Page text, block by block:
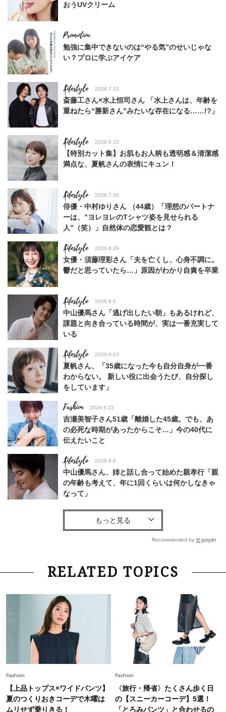
おうUVクリーム
勉強に集中できないのは“やる気”のせいじゃな
い？プロに学ぶアイケア
Lifestyle 2026.7.22
斎藤工さん×水上恒司さん 「水上さんは、年齢を
重ねたら“勝新さん”みたいな存在になる……!?」
Lifestyle 2026.6.23
【特別カット集】お肌もお人柄も透明感＆清潔感
満点な、夏帆さんの表情にキュン！
Lifestyle 2026.7.30
俳優・中村ゆりさん （44歳）「理想のパートナ
ーは、”ヨレヨレのTシャツ姿を見せられる
人”（笑）」自然体の恋愛観とは？
Lifestyle 2026.6.29
女優・須藤理彩さん「夫を亡くし、心身不調に。
鬱だと思っていたら…」原因がわかり自責を卒業
Lifestyle 2026.8.6
中山優馬さん「逃げ出したい朝」もあるけれど、
課題と向き合っている時間が、実は一番充実して
いる
Lifestyle 2026.6.23
夏帆さん、「35歳になった今も自分自身が一番
わからない。 新しい役に出会うたび、自分探し
をしています」
Fashion 2026.6.22
吉瀬美智子さん51歳「離婚した45歳。でも、あ
の必死な時期があったからこそ…」今の40代に
伝えたいこと
Lifestyle 2026.8.6
中山優馬さん、姉と話し合って始めた親孝行「親
の年齢も考えて、年に1回くらいは何かしなきゃ
なって」
Lifestyle
「お若いですね」は褒め言葉？“若い＝美しい”と
Lifestyle 2026.8.6
26年夏の【開運アクション】は”ひと拭き”習
は？」
Lifestyle
梅宮アンナさん 電撃婚から1年、家族の価値観
を育み中「理想の暮らしよりも今の心地よさを選
んだ」
中村ゆりさん「40代になり、やっと“仕事以外の
幸福感”に目が向いた」ライフスタイルも、服も
Recommended by
RELATED TOPICS
Fashion
【上品トップス×ワイドパンツ】
夏のつくりおきコーデで木曜は
ムリせず乗りきる！
Fashion
〈旅行・帰省〉たくさん歩く日
の【スニーカーコーデ】5選！
「とろみパンツ」と合わせるの